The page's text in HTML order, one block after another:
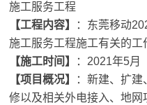
施工服务工程
【工程内容】
：东莞移动
施工服务工程施工有关的工
【施工时间】
：2021年5月
【项目概况】
：新建、扩
修以及相关外电接入、地